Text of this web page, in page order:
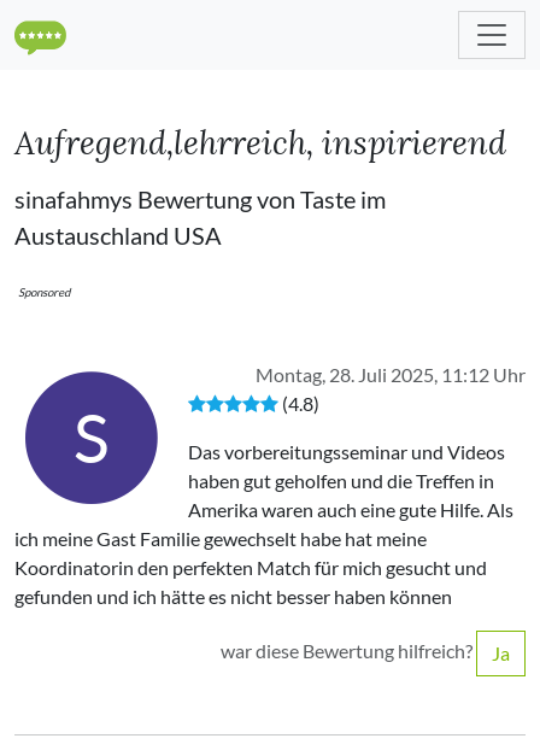
Aufregend,lehrreich, inspirierend
sinafahmys Bewertung von Taste im
Austauschland USA
Sponsored
S
Montag, 28. Juli 2025, 11:12 Uhr
(4.8)
Das vorbereitungsseminar und Videos
haben gut geholfen und die Treffen in
Amerika waren auch eine gute Hilfe. Als
ich meine Gast Familie gewechselt habe hat meine
Koordinatorin den perfekten Match für mich gesucht und
gefunden und ich hätte es nicht besser haben können
war diese Bewertung hilfreich? Ja